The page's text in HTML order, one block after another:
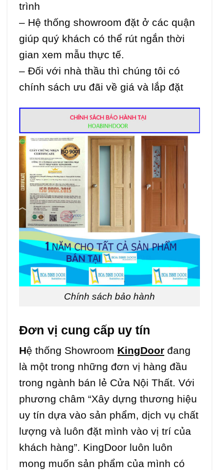
trình
– Hệ thống showroom đặt ở các quận
giúp quý khách có thể rút ngắn thời
gian xem mẫu thực tế.
– Đối với nhà thầu thì chúng tôi có
chính sách ưu đãi về giá và lắp đặt
Chính sách bảo hành
Đơn vị cung cấp uy tín
Hệ thống Showroom KingDoor đang
là một trong những đơn vị hàng đầu
trong ngành bán lẻ Cửa Nội Thất. Với
phương châm “Xây dựng thương hiệu
uy tín dựa vào sản phẩm, dịch vụ chất
lượng và luôn đặt mình vào vị trí của
khách hàng”. KingDoor luôn luôn
mong muốn sản phẩm của mình có